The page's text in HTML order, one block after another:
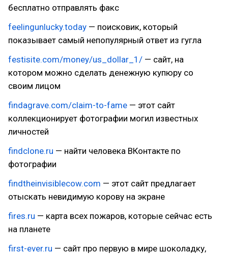
бесплатно отправлять факс
feelingunlucky.today — поисковик, который
показывает самый непопулярный ответ из гугла
festisite.com/money/us_dollar_1/ — сайт, на
котором можно сделать денежную купюру со
своим лицом
findagrave.com/claim-to-fame — этот сайт
коллекционирует фотографии могил известных
личностей
findclone.ru — найти человека ВКонтакте по
фотографии
findtheinvisiblecow.com — этот сайт предлагает
отыскать невидимую корову на экране
fires.ru — карта всех пожаров, которые сейчас есть
на планете
first-ever.ru — сайт про первую в мире шоколадку,